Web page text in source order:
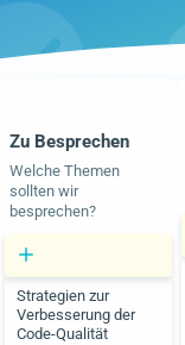
Zu Besprechen
Welche Themen
sollten wir
besprechen?
Strategien zur
Verbesserung der
Code-Qualität